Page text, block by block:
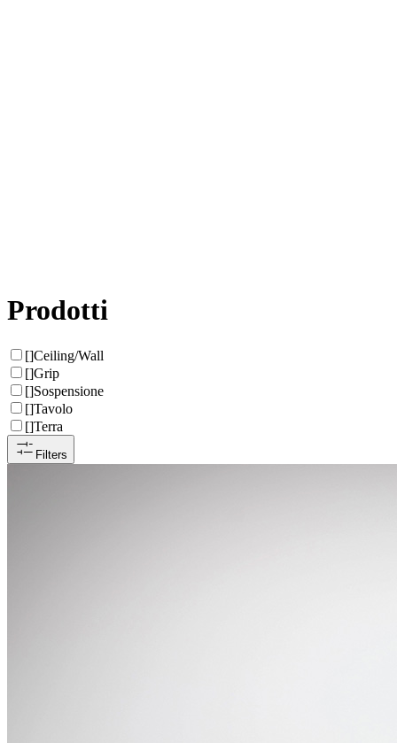
Prodotti
[]Ceiling/Wall
[]Grip
[]Sospensione
[]Tavolo
[]Terra
Filters